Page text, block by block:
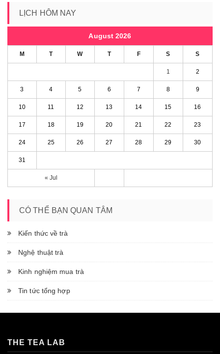
LỊCH HÔM NAY
August 2026
M T W T F S S
« Jul
1 2
3 4 5 6 7 8 9
10 11 12 13 14 15 16
17 18 19 20 21 22 23
24 25 26 27 28 29 30
31
CÓ THỂ BẠN QUAN TÂM
Kiến thức về trà
Nghệ thuật trà
Kinh nghiệm mua trà
Tin tức tổng hợp
THE TEA LAB